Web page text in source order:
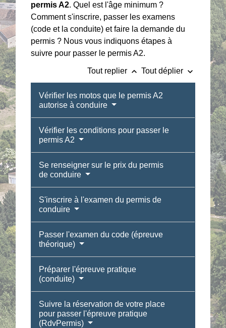
permis A2. Quel est l'âge minimum ?
Comment s'inscrire, passer les examens
(code et la conduite) et faire la demande du
permis ? Nous vous indiquons étapes à
suivre pour passer le permis A2.
Tout replier keyboard_arrow_up Tout déplier keyboard_arrow_down
Vérifier les motos que le permis A2
autorise à conduire
Vérifier les conditions pour passer le
permis A2
Se renseigner sur le prix du permis
de conduire
S'inscrire à l'examen du permis de
conduire
Passer l'examen du code (épreuve
théorique)
Préparer l'épreuve pratique
(conduite)
Suivre la réservation de votre place
pour passer l'épreuve pratique
(RdvPermis)